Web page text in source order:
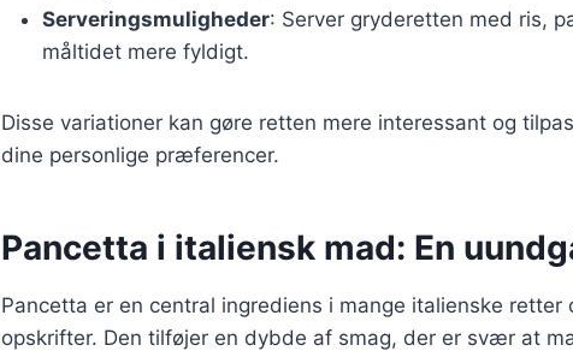
Serveringsmuligheder: Server gryderetten med ris,
måltidet mere fyldigt.
Disse variationer kan gøre retten mere interessant og
dine personlige præferencer.
Pancetta i italiensk mad: En
Pancetta er en central ingrediens i mange italienske retter
opskrifter. Den tilføjer en dybde af smag, der er svær at